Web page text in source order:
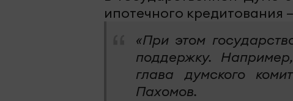
ипотечного
«При этом
поддержку.
глава думского
Пахомов.